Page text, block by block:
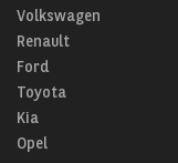
Volkswagen
Renault
Ford
Toyota
Kia
Opel